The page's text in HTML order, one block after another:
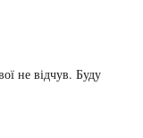
не відчув. Буду